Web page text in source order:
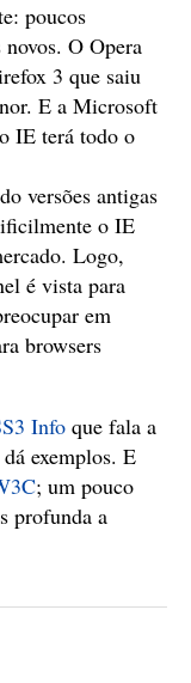
poucos
novos. O Opera
3 que saiu
E a Microsoft
IE terá todo o
versões antigas
o IE
Logo,
é vista para
em
browsers
Info que fala a
exemplos. E
; um pouco
profunda a